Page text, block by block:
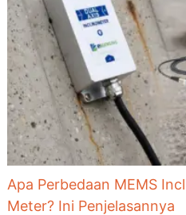
Apa Perbedaan MEMS
Meter? Ini Penjelasannya